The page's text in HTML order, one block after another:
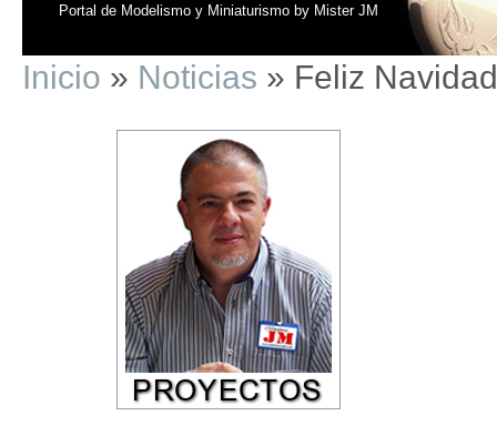
Portal de Modelismo y Miniaturismo by Mister JM
Inicio » Noticias » Feliz